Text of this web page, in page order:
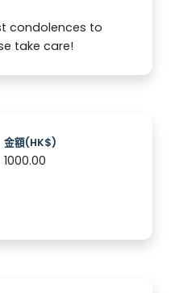
condolences to
take care!
金額(HK$)
1000.00